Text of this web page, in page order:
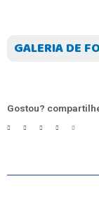
GALERIA DE
Gostou?